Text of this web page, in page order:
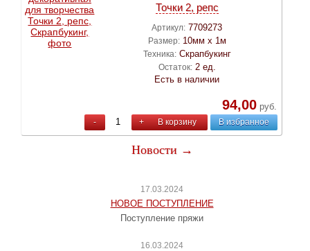
Точки 2, репс
Артикул: 7709273
Размер: 10мм х 1м
Техника: Скрапбукинг
Остаток: 2 ед.
Есть в наличии
94,00руб.
- + В корзину В избранное
Новости →
17.03.2024
НОВОЕ ПОСТУПЛЕНИЕ
Поступление пряжи
16.03.2024